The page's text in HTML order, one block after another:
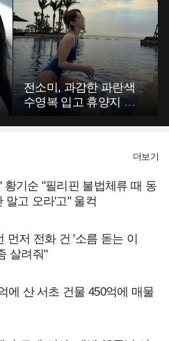
전소미, 과감한 파란색
수영복 입고 휴양지 포
황기순 "필리핀 불법체류 때 동
말고 오라'고" 울컥
먼저 전화 건 '소름 돋는 이
살려줘"
에 산 서초 건물 450억에 매물
더보기